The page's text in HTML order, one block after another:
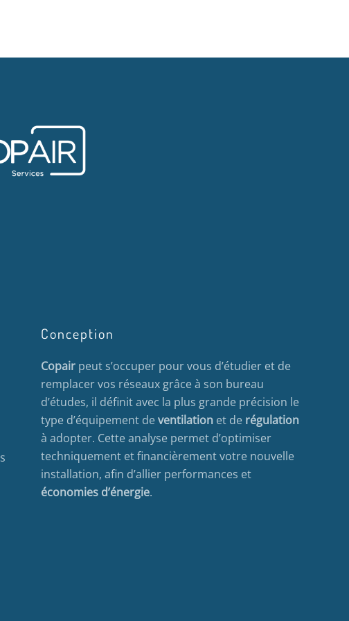
Conception
Copairpeut s’occuper pour vous d’étudier et de
remplacer vos réseaux grâce à son bureau
d’études, il définit avec la plus grande précision le
type d’équipement deventilationet de régulation
à adopter. Cette analyse permet d’optimiser
techniquement et financièrement votre nouvelle
installation, afin d’allier performances et
économies d’énergie.